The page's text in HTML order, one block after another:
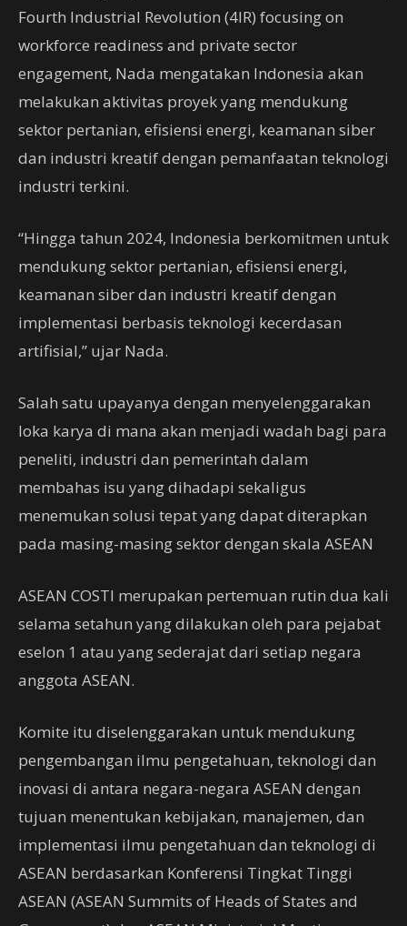
Fourth Industrial Revolution (4IR) focusing on
workforce readiness and private sector
engagement, Nada mengatakan Indonesia akan
melakukan aktivitas proyek yang mendukung
sektor pertanian, efisiensi energi, keamanan siber
dan industri kreatif dengan pemanfaatan teknologi
industri terkini.
“Hingga tahun 2024, Indonesia berkomitmen untuk
mendukung sektor pertanian, efisiensi energi,
keamanan siber dan industri kreatif dengan
implementasi berbasis teknologi kecerdasan
artifisial,” ujar Nada.
Salah satu upayanya dengan menyelenggarakan
loka karya di mana akan menjadi wadah bagi para
peneliti, industri dan pemerintah dalam
membahas isu yang dihadapi sekaligus
menemukan solusi tepat yang dapat diterapkan
pada masing-masing sektor dengan skala ASEAN
ASEAN COSTI merupakan pertemuan rutin dua kali
selama setahun yang dilakukan oleh para pejabat
eselon 1 atau yang sederajat dari setiap negara
anggota ASEAN.
Komite itu diselenggarakan untuk mendukung
pengembangan ilmu pengetahuan, teknologi dan
inovasi di antara negara-negara ASEAN dengan
tujuan menentukan kebijakan, manajemen, dan
implementasi ilmu pengetahuan dan teknologi di
ASEAN berdasarkan Konferensi Tingkat Tinggi
ASEAN (ASEAN Summits of Heads of States and